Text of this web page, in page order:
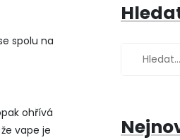
spolu na
ohřívá
vape je